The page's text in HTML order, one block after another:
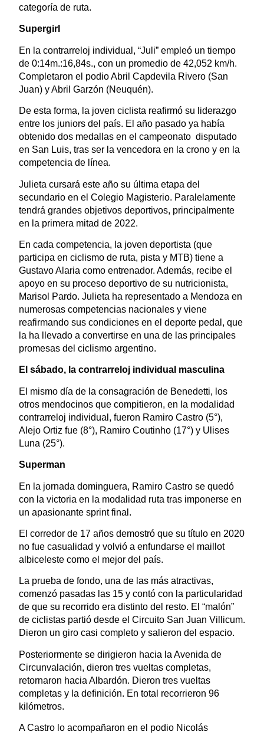
categoría de ruta.
Supergirl
En la contrarreloj individual, “Juli” empleó un tiempo
de 0:14m.:16,84s., con un promedio de 42,052 km/h.
Completaron el podio Abril Capdevila Rivero (San
Juan) y Abril Garzón (Neuquén).
De esta forma, la joven ciclista reafirmó su liderazgo
entre los juniors del país. El año pasado ya había
obtenido dos medallas en el campeonato disputado
en San Luis, tras ser la vencedora en la crono y en la
competencia de línea.
Julieta cursará este año su última etapa del
secundario en el Colegio Magisterio. Paralelamente
tendrá grandes objetivos deportivos, principalmente
en la primera mitad de 2022.
En cada competencia, la joven deportista (que
participa en ciclismo de ruta, pista y MTB) tiene a
Gustavo Alaria como entrenador. Además, recibe el
apoyo en su proceso deportivo de su nutricionista,
Marisol Pardo. Julieta ha representado a Mendoza en
numerosas competencias nacionales y viene
reafirmando sus condiciones en el deporte pedal, que
la ha llevado a convertirse en una de las principales
promesas del ciclismo argentino.
El sábado, la contrarreloj individual masculina
El mismo día de la consagración de Benedetti, los
otros mendocinos que compitieron, en la modalidad
contrarreloj individual, fueron Ramiro Castro (5°),
Alejo Ortiz fue (8°), Ramiro Coutinho (17°) y Ulises
Luna (25°).
Superman
En la jornada dominguera, Ramiro Castro se quedó
con la victoria en la modalidad ruta tras imponerse en
un apasionante sprint final.
El corredor de 17 años demostró que su título en 2020
no fue casualidad y volvió a enfundarse el maillot
albiceleste como el mejor del país.
La prueba de fondo, una de las más atractivas,
comenzó pasadas las 15 y contó con la particularidad
de que su recorrido era distinto del resto. El “malón”
de ciclistas partió desde el Circuito San Juan Villicum.
Dieron un giro casi completo y salieron del espacio.
Posteriormente se dirigieron hacia la Avenida de
Circunvalación, dieron tres vueltas completas,
retornaron hacia Albardón. Dieron tres vueltas
completas y la definición. En total recorrieron 96
kilómetros.
A Castro lo acompañaron en el podio Nicolás